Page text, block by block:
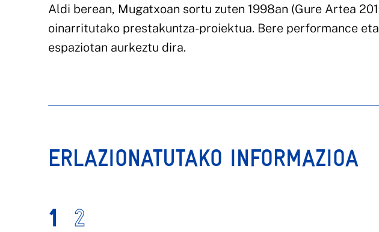
Aldi berean, Mugatxoan sortu zuten 1998an (Gure Artea
oinarritutako prestakuntza-proiektua. Bere performance
espaziotan aurkeztu dira.
ERLAZIONATUTAKO INFORMAZIOA
1 2